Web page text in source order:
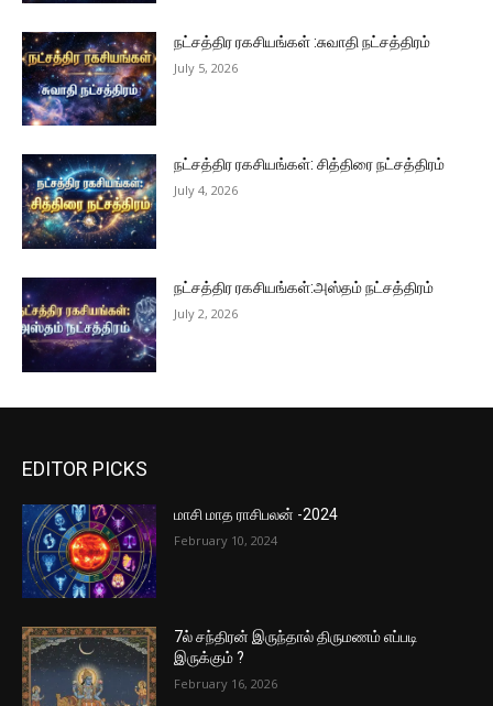
நட்சத்திர ரகசியங்கள் :சுவாதி நட்சத்திரம்
July 5, 2026
நட்சத்திர ரகசியங்கள்: சித்திரை நட்சத்திரம்
July 4, 2026
நட்சத்திர ரகசியங்கள்:அஸ்தம் நட்சத்திரம்
July 2, 2026
EDITOR PICKS
மாசி மாத ராசிபலன் -2024
February 10, 2024
7ல் சந்திரன் இருந்தால் திருமணம் எப்படி
இருக்கும் ?
February 16, 2026